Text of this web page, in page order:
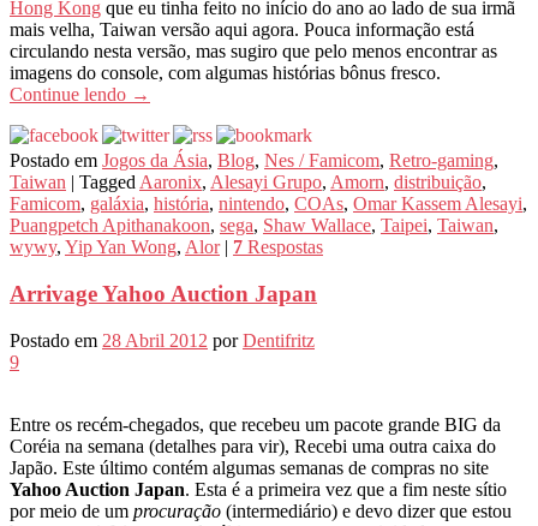
Hong Kong que eu tinha feito no início do ano ao lado de sua irmã
mais velha, Taiwan versão aqui agora. Pouca informação está
circulando nesta versão, mas sugiro que pelo menos encontrar as
imagens do console, com algumas histórias bônus fresco.
Continue lendo →
Postado em Jogos da Ásia, Blog, Nes / Famicom, Retro-gaming,
Taiwan | Tagged Aaronix, Alesayi Grupo, Amorn, distribuição,
Famicom, galáxia, história, nintendo, COAs, Omar Kassem Alesayi,
Puangpetch Apithanakoon, sega, Shaw Wallace, Taipei, Taiwan,
wywy, Yip Yan Wong, Alor | 7 Respostas
Arrivage Yahoo Auction Japan
Postado em 28 Abril 2012 porDentifritz
9
Entre os recém-chegados, que recebeu um pacote grande BIG da
Coréia na semana (detalhes para vir), Recebi uma outra caixa do
Japão. Este último contém algumas semanas de compras no site
Yahoo Auction Japan. Esta é a primeira vez que a fim neste sítio
por meio de um procuração (intermediário) e devo dizer que estou